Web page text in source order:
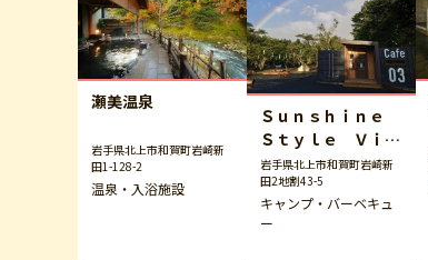
瀬美温泉
岩手県北上市和賀町岩崎新
田1-128-2
温泉・入浴施設
Ｓｕｎｓｈｉｎｅ
Ｓｔｙｌｅ Ｖｉｌ
ｌａｇｅ
岩手県北上市和賀町岩崎新
田2地割43-5
キャンプ・バーベキュ
ー